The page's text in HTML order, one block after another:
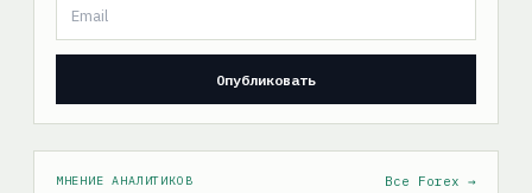
МНЕНИЕ АНАЛИТИКОВ Все Forex →